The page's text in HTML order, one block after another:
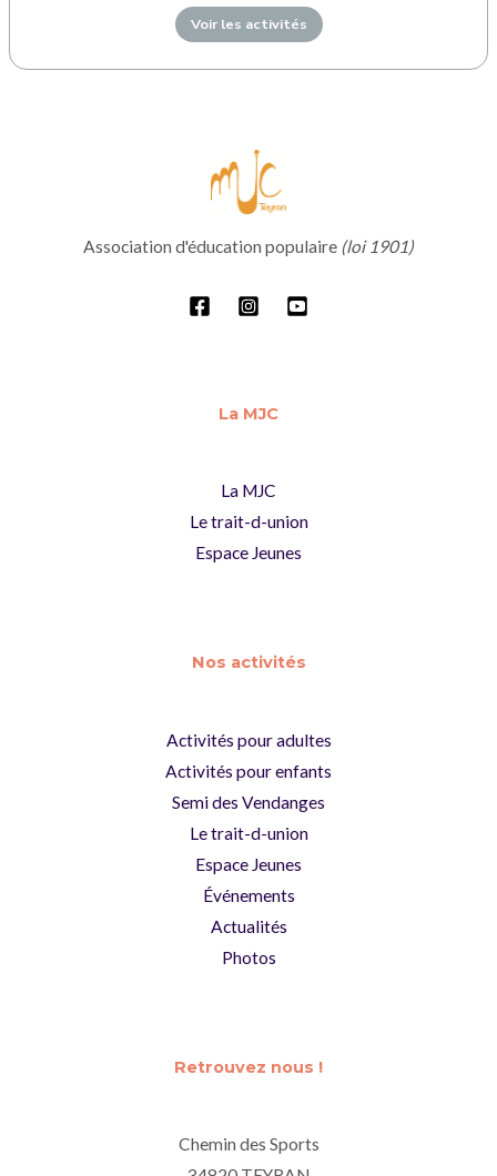
Voir les activités
Association d'éducation populaire (loi 1901)
La MJC
La MJC
Le trait-d-union
Espace Jeunes
Nos activités
Activités pour adultes
Activités pour enfants
Semi des Vendanges
Le trait-d-union
Espace Jeunes
Événements
Actualités
Photos
Retrouvez nous !
Chemin des Sports